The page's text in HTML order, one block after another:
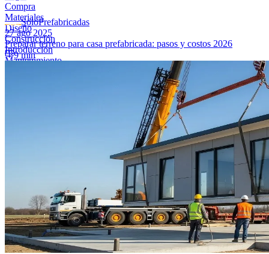
Compra
Materiales
Diseño
Construcción
Introducción
Mantenimiento
SoloPrefabricadas
27 ago 2025
Preparar terreno para casa prefabricada: pasos y costos 2026
9 min